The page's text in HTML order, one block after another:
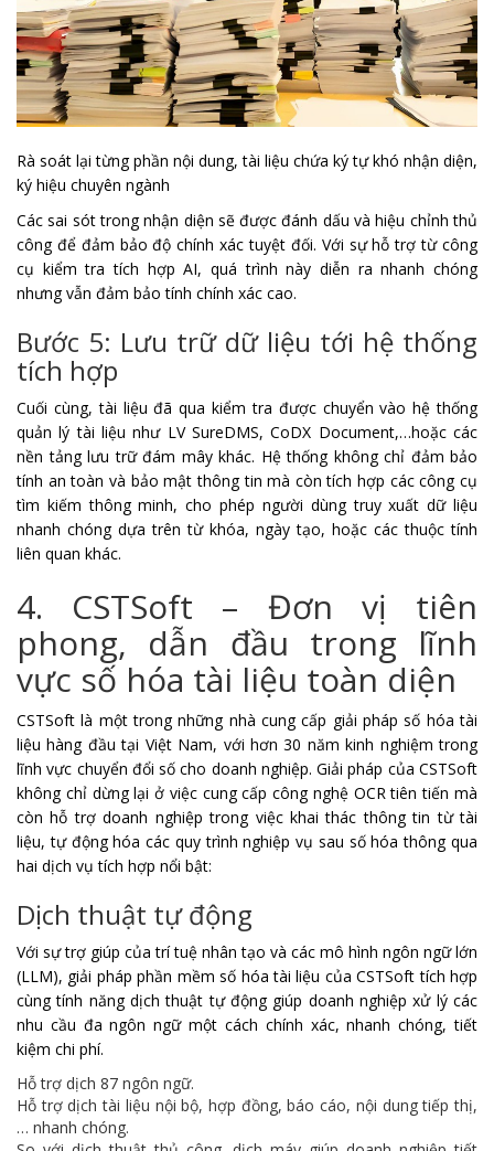
Rà soát lại từng phần nội dung, tài liệu chứa ký tự khó nhận diện,
ký hiệu chuyên ngành
Các sai sót trong nhận diện sẽ được đánh dấu và hiệu chỉnh thủ
công để đảm bảo độ chính xác tuyệt đối. Với sự hỗ trợ từ công
cụ kiểm tra tích hợp AI, quá trình này diễn ra nhanh chóng
nhưng vẫn đảm bảo tính chính xác cao.
Bước 5: Lưu trữ dữ liệu tới hệ thống
tích hợp
Cuối cùng, tài liệu đã qua kiểm tra được chuyển vào hệ thống
quản lý tài liệu như LV SureDMS, CoDX Document,…hoặc các
nền tảng lưu trữ đám mây khác. Hệ thống không chỉ đảm bảo
tính an toàn và bảo mật thông tin mà còn tích hợp các công cụ
tìm kiếm thông minh, cho phép người dùng truy xuất dữ liệu
nhanh chóng dựa trên từ khóa, ngày tạo, hoặc các thuộc tính
liên quan khác.
4. CSTSoft – Đơn vị tiên
phong, dẫn đầu trong lĩnh
vực số hóa tài liệu toàn diện
CSTSoft là một trong những nhà cung cấp giải pháp số hóa tài
liệu hàng đầu tại Việt Nam, với hơn 30 năm kinh nghiệm trong
lĩnh vực chuyển đổi số cho doanh nghiệp. Giải pháp của CSTSoft
không chỉ dừng lại ở việc cung cấp công nghệ OCR tiên tiến mà
còn hỗ trợ doanh nghiệp trong việc khai thác thông tin từ tài
liệu, tự động hóa các quy trình nghiệp vụ sau số hóa thông qua
hai dịch vụ tích hợp nổi bật:
Dịch thuật tự động
Với sự trợ giúp của trí tuệ nhân tạo và các mô hình ngôn ngữ lớn
(LLM), giải pháp phần mềm số hóa tài liệu của CSTSoft tích hợp
cùng tính năng dịch thuật tự động giúp doanh nghiệp xử lý các
nhu cầu đa ngôn ngữ một cách chính xác, nhanh chóng, tiết
kiệm chi phí.
Hỗ trợ dịch 87 ngôn ngữ.
Hỗ trợ dịch tài liệu nội bộ, hợp đồng, báo cáo, nội dung tiếp thị,
… nhanh chóng.